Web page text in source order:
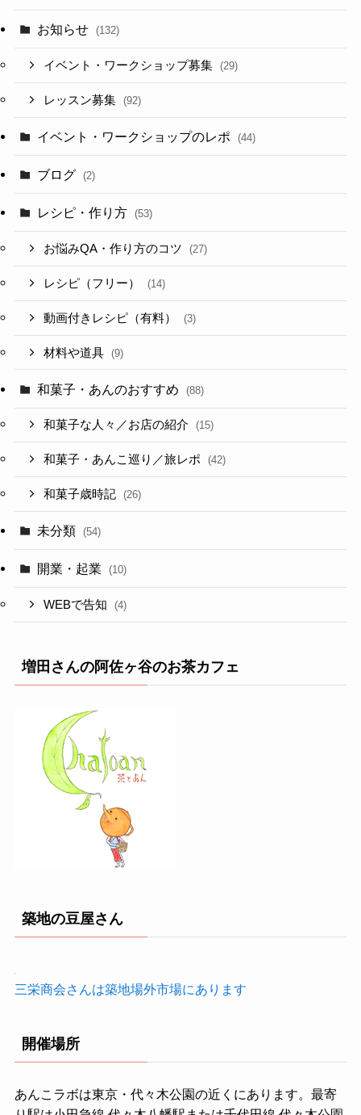
お知らせ (132)
イベント・ワークショップ募集 (29)
レッスン募集 (92)
イベント・ワークショップのレポ (44)
ブログ (2)
レシピ・作り方 (53)
お悩みQA・作り方のコツ (27)
レシピ（フリー） (14)
動画付きレシピ（有料） (3)
材料や道具 (9)
和菓子・あんのおすすめ (88)
和菓子な人々／お店の紹介 (15)
和菓子・あんこ巡り／旅レポ (42)
和菓子歳時記 (26)
未分類 (54)
開業・起業 (10)
WEBで告知 (4)
増田さんの阿佐ヶ谷のお茶カフェ
築地の豆屋さん
三栄商会さんは築地場外市場にあります
開催場所
あんこラボは東京・代々木公園の近くにあります。最寄